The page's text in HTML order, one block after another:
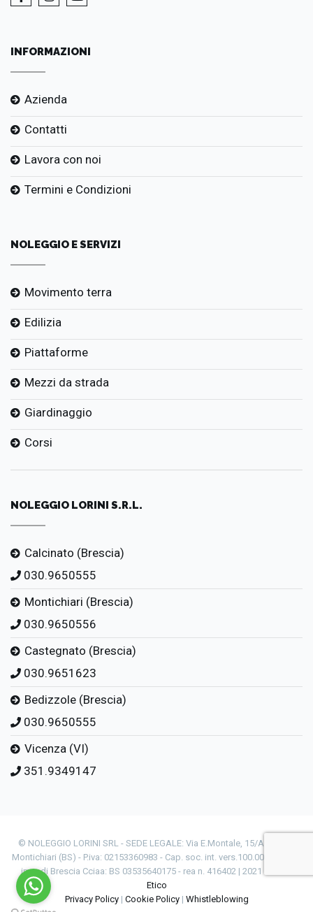
INFORMAZIONI
Azienda
Contatti
Lavora con noi
Termini e Condizioni
NOLEGGIO E SERVIZI
Movimento terra
Edilizia
Piattaforme
Mezzi da strada
Giardinaggio
Corsi
NOLEGGIO LORINI S.R.L.
Calcinato (Brescia)
030.9650555
Montichiari (Brescia)
030.9650556
Castegnato (Brescia)
030.9651623
Bedizzole (Brescia)
030.9650555
Vicenza (VI)
351.9349147
© NOLEGGIO LORINI SRL - SEDE LEGALE: Via E.Montale, 15/A - 25018
Montichiari (BS) - P.iva: 02153360983 - Cap. soc. int. vers.100.000 € - Reg.
impr.di Brescia Cciaa: BS 03535640175 - rea n. 416402 | 2021
Etico
Privacy Policy| Cookie Policy| Whistleblowing